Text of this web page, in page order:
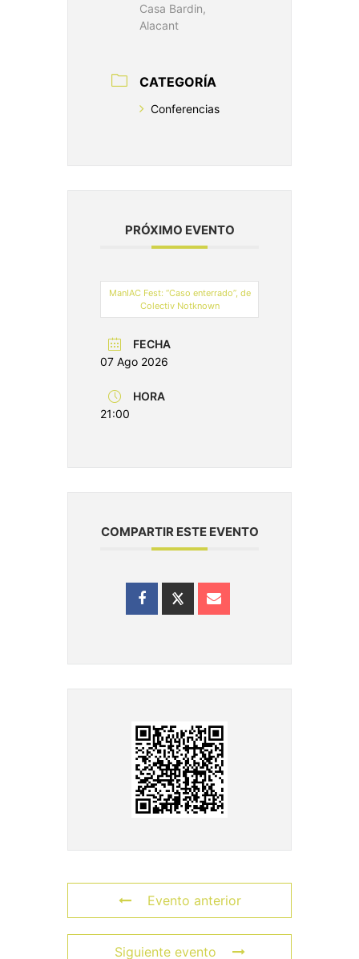
Casa Bardin,
Alacant
CATEGORÍA
Conferencias
PRÓXIMO EVENTO
ManIAC Fest: “Caso enterrado”, de
Colectiv Notknown
FECHA
07 Ago 2026
HORA
21:00
COMPARTIR ESTE EVENTO
Evento anterior
Siguiente evento